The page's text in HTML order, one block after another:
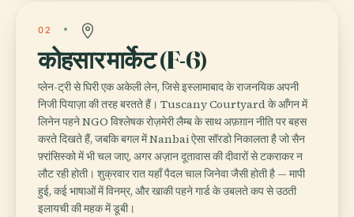
02
कोहसार मार्केट (F-6)
प्लेन-ट्री से घिरी एक अकेली लेन, जिसे इस्लामाबाद के राजनयिक अपनी
निजी पियाज़ा की तरह बरतते हैं। Tuscany Courtyard के आँगन में
लिनेन पहने NGO विश्लेषक रोज़मेरी लैम्ब के साथ अफ़ग़ान नीति पर बहस
करते दिखते हैं, जबकि बगल में Nanbai ऐसा सॉरडो निकालता है जो सैन
फ़्रांसिस्को में भी चल जाए, अगर अज़ान दूतावास की दीवारों से टकराकर न
लौट रही होती। शुक्रवार रात यहाँ पैदल चाल जिनेवा जैसी होती है — मापी
हुई, कई भाषाओं में विनम्र, और खाकी पहने गार्ड के उबलते कप से उठती
इलायची की महक में डूबी।